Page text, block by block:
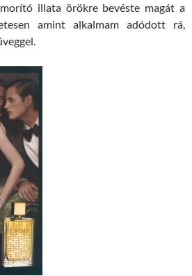
illata örökre bevéste magát a
amint alkalmam adódott rá,